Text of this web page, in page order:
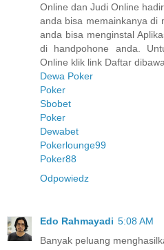
Online dan Judi Online
anda bisa memainkanya di
anda bisa menginstal
di handpohone anda.
Online klik link Daftar
Dewa Poker
Poker
Sbobet
Poker
Dewabet
Pokerlounge99
Poker88
Odpowiedz
Edo Rahmayadi 5:08 AM
Banyak peluang